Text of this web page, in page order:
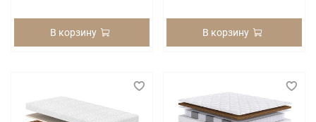
В корзину В корзину